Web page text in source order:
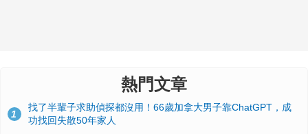
熱門文章
1
找了半輩子求助偵探都沒用！66歲加拿大男子靠ChatGPT，成
功找回失散50年家人